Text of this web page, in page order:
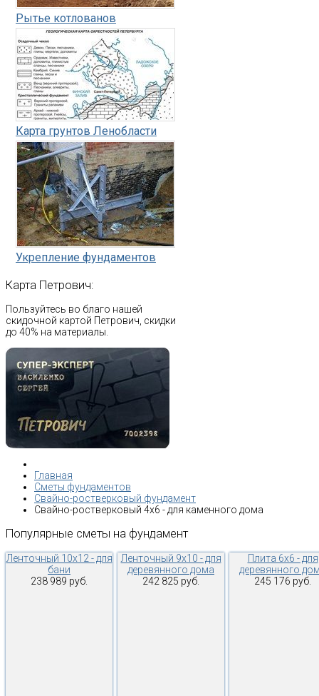
Рытье котлованов
Карта грунтов Ленобласти
Укрепление фундаментов
Карта Петрович:
Пользуйтесь во благо нашей
скидочной картой Петрович, скидки
до 40% на материалы.
Главная
Сметы фундаментов
Свайно-ростверковый фундамент
Свайно-ростверковый 4х6 - для каменного дома
Популярные сметы на фундамент
Ленточный 10х12 - для
бани
238 989 руб.
Ленточный 9х10 - для
деревянного дома
242 825 руб.
Плита 6х6 - для
деревянного
245 176 руб.